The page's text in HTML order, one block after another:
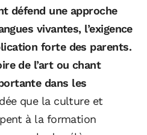
défend une approche
vivantes, l’exigence
forte des parents.
de l’art ou chant
dans les
que la culture et
à la formation